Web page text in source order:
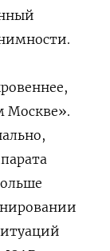
Москве».